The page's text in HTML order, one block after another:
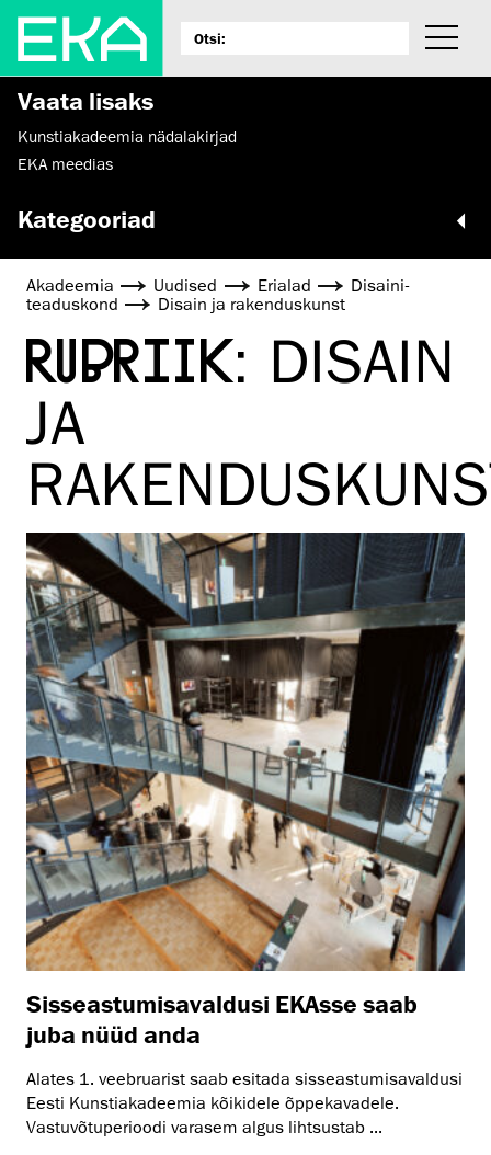
Vaata lisaks
Kunstiakadeemia nädalakirjad
EKA meedias
Kategooriad
Akadeemia Uudised Erialad
Disaini­­
teaduskond
Disain ja rakenduskunst
RUBRIIK: DISAIN
JA
Sisseastumisavaldusi EKAsse saab
juba nüüd anda
Alates 1. veebruarist saab esitada sisseastumisavaldusi
Eesti Kunstiakadeemia kõikidele õppekavadele.
Vastuvõtuperioodi varasem algus lihtsustab ...